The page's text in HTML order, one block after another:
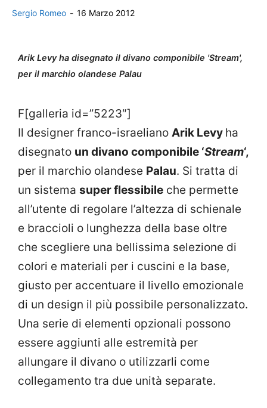
Sergio Romeo - 16 Marzo 2012
Arik Levy ha disegnato il divano componibile 'Stream',
per il marchio olandese Palau
F[galleria id=”5223″]
Il designer franco-israeliano Arik Levy ha
disegnato un divano componibile ‘Stream‘,
per il marchio olandese Palau. Si tratta di
un sistema super flessibile che permette
all’utente di regolare l’altezza di schienale
e braccioli o lunghezza della base oltre
che scegliere una bellissima selezione di
colori e materiali per i cuscini e la base,
giusto per accentuare il livello emozionale
di un design il più possibile personalizzato.
Una serie di elementi opzionali possono
essere aggiunti alle estremità per
allungare il divano o utilizzarli come
collegamento tra due unità separate.